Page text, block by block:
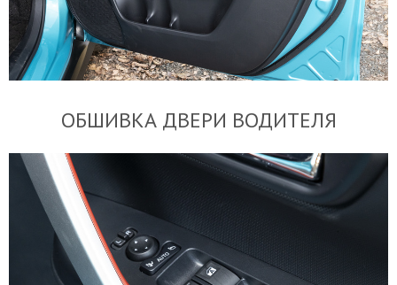
ОБШИВКА ДВЕРИ ВОДИТЕЛЯ